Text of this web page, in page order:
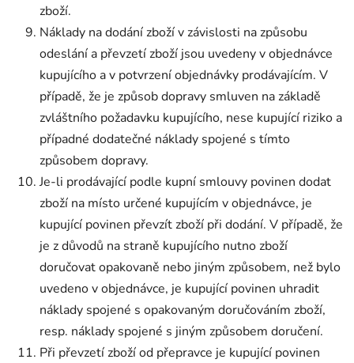
zboží.
Náklady na dodání zboží v závislosti na způsobu
odeslání a převzetí zboží jsou uvedeny v objednávce
kupujícího a v potvrzení objednávky prodávajícím. V
případě, že je způsob dopravy smluven na základě
zvláštního požadavku kupujícího, nese kupující riziko a
případné dodatečné náklady spojené s tímto
způsobem dopravy.
Je-li prodávající podle kupní smlouvy povinen dodat
zboží na místo určené kupujícím v objednávce, je
kupující povinen převzít zboží při dodání. V případě, že
je z důvodů na straně kupujícího nutno zboží
doručovat opakovaně nebo jiným způsobem, než bylo
uvedeno v objednávce, je kupující povinen uhradit
náklady spojené s opakovaným doručováním zboží,
resp. náklady spojené s jiným způsobem doručení.
Při převzetí zboží od přepravce je kupující povinen